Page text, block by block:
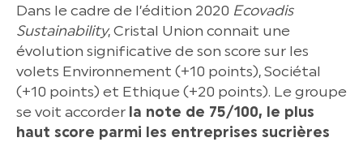
Dans le cadre de l’édition 2020 Ecovadis
Sustainability, Cristal Union connait une
évolution significative de son score sur les
volets Environnement (+10 points), Sociétal
(+10 points) et Ethique (+20 points). Le groupe
se voit accorder la note de 75/100, le plus
haut score parmi les entreprises sucrières